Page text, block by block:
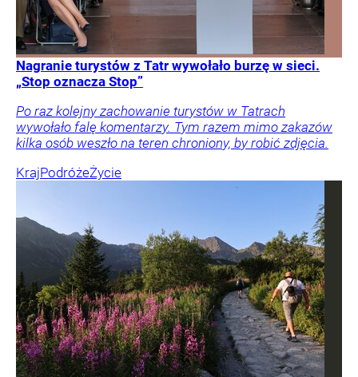
Nagranie turystów z Tatr wywołało burzę w sieci.
„Stop oznacza Stop”
Po raz kolejny zachowanie turystów w Tatrach
wywołało falę komentarzy. Tym razem mimo zakazów
kilka osób weszło na teren chroniony, by robić zdjęcia.
KrajPodróżeŻycie